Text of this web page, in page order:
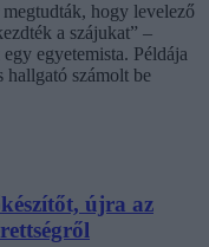
hogy levelező
a szájukat” –
egyetemista. Példája
hallgató számolt be
újra az